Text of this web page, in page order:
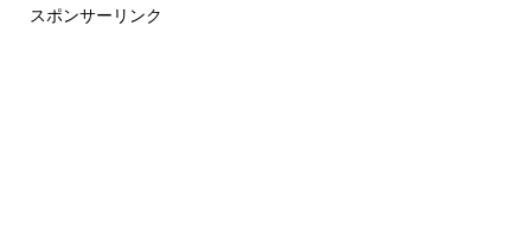
スポンサーリンク